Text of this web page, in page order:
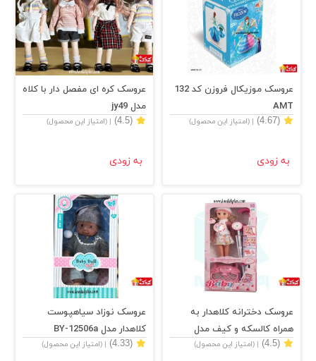
عروسک موزیکال فروزن کد 132
AMT
(4.67)
| (امتیاز این محصول)
به زودی
عروسک کره ای مفصل دار با کلاه
مدل jy49
(4.5)
| (امتیاز این محصول)
به زودی
عروسک دخترانه کلاهدار به
همراه کالسکه و کیف مدل
mommy's baby
(4.5) | (امتیاز این محصول)
عروسک نوزاد سیاهپوست
کلاهدار مدل BY-12506a
(4.33)
| (امتیاز این محصول)